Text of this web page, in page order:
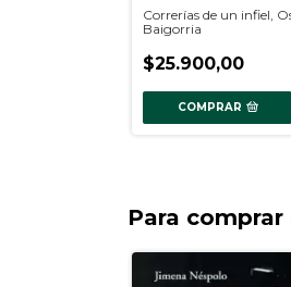
Correrías de un infiel,
Baigorria
$25.900,00
COMPRAR
Para